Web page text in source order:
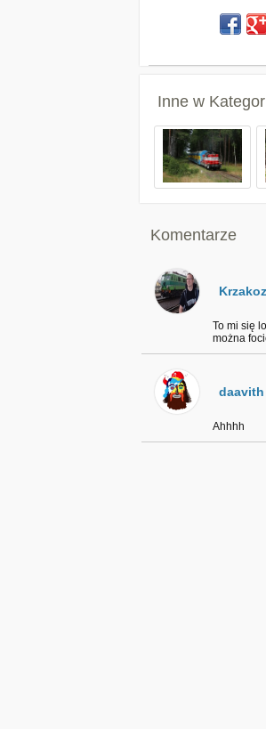
Inne w
Komentarze
To mi się
można
daavith
Ahhhh